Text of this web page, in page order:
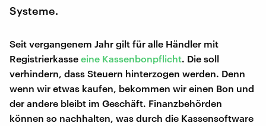
Systeme.
Seit vergangenem Jahr gilt für alle Händler mit
Registrierkasse eine Kassenbonpflicht. Die soll
verhindern, dass Steuern hinterzogen werden. Denn
wenn wir etwas kaufen, bekommen wir einen Bon und
der andere bleibt im Geschäft. Finanzbehörden
können so nachhalten, was durch die Kassensoftware